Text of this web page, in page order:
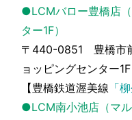
●LCMバロー豊橋店
ター1F）
〒440-0851 豊橋市
ョッピングセンター1F
【豊橋鉄道渥美線 「
●LCM南小池店（マル